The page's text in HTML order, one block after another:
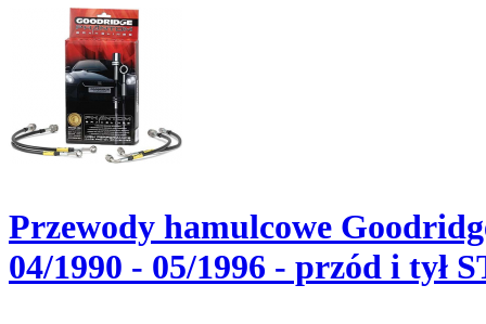
Przewody hamulcowe
04/1990 - 05/1996 - przód i tył